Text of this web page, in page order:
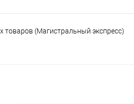
товаров (Магистральный экспресс)